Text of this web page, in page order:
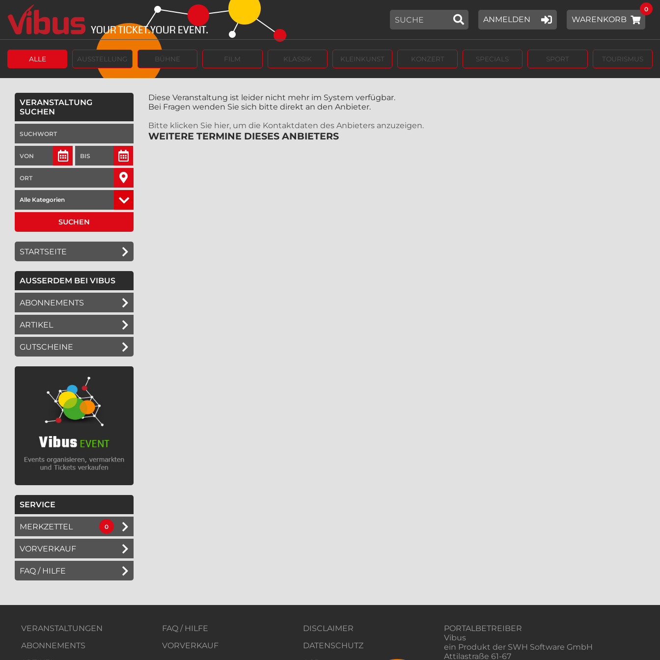
ANMELDEN WARENKORB
0
ALLE AUSSTELLUNG BÜHNE FILM KLASSIK KLEINKUNST KONZERT SPECIALS SPORT TOURISMUS
VERANSTALTUNG
SUCHEN
STARTSEITE
AUSSERDEM BEI VIBUS
ABONNEMENTS
ARTIKEL
GUTSCHEINE
SERVICE
MERKZETTEL 0
VORVERKAUF
FAQ / HILFE
Diese Veranstaltung ist leider nicht mehr im System verfügbar.
Bei Fragen wenden Sie sich bitte direkt an den Anbieter.
Bitte klicken Sie hier, um die Kontaktdaten des Anbieters anzuzeigen.
WEITERE TERMINE DIESES ANBIETERS
VERANSTALTUNGEN
ABONNEMENTS
FAQ / HILFE
VORVERKAUF
DISCLAIMER
DATENSCHUTZ
PORTALBETREIBER
Vibus
ein Produkt der SWH Software GmbH
Attilastraße 61-67